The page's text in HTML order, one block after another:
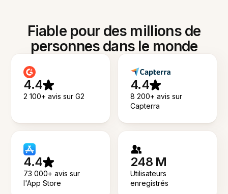
Fiable pour des millions de
personnes dans le monde
4.4
2 100+ avis sur G2
4.4
8 200+ avis sur
Capterra
4.4
73 000+ avis sur
l'App Store
248 M
Utilisateurs
enregistrés